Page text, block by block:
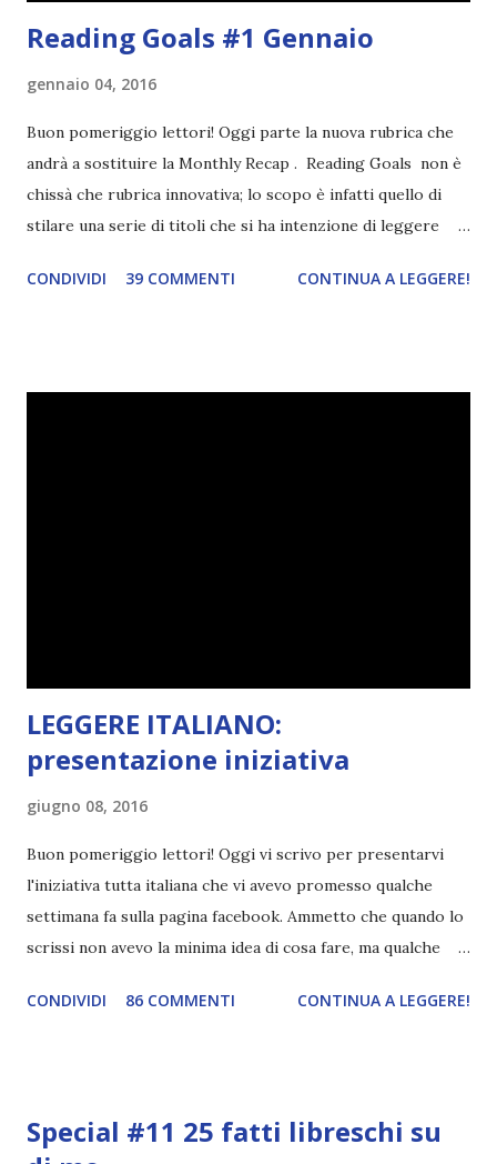
Reading Goals #1 Gennaio
gennaio 04, 2016
Buon pomeriggio lettori! Oggi parte la nuova rubrica che
andrà a sostituire la Monthly Recap . Reading Goals non è
chissà che rubrica innovativa; lo scopo è infatti quello di
stilare una serie di titoli che si ha intenzione di leggere
una rubrica per tenere sotto controllo le reading
CONDIVIDI 39 COMMENTI CONTINUA A LEGGERE!
LEGGERE ITALIANO:
presentazione iniziativa
giugno 08, 2016
Buon pomeriggio lettori! Oggi vi scrivo per presentarvi
l'iniziativa tutta italiana che vi avevo promesso qualche
settimana fa sulla pagina facebook. Ammetto che quando lo
scrissi non avevo la minima idea di cosa fare, ma qualche
href="http://divoratoridilibri.blogspot.com/2016/06/legg
titoli e passiamo alla spiegazione di questa iniziativa che
CONDIVIDI 86 COMMENTI CONTINUA A LEGGERE!
Special #11 25 fatti libreschi su